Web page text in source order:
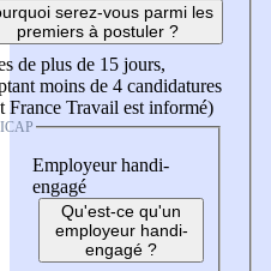
serez-vous parmi les
premiers à postuler ?
de plus de 15 jours,
moins de 4 candidatures
France Travail est informé)
Employeur handi-
engagé
Qu'est-ce qu'un
employeur handi-
engagé ?